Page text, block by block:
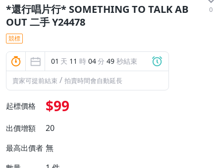
*還行唱片行* SOMETHING TO TALK AB
OUT 二手 Y24478
0
競標
01 天 11 時 04分 49 秒結束
賣家可提前結束 / 拍賣時間會自動延長
起標價格 $99
出價增額 20
最高出價者 無